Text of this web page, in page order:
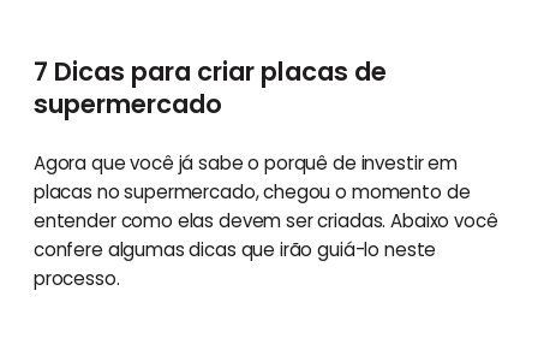
7 Dicas para criar placas de
supermercado
Agora que você já sabe o porquê de investir em
placas no supermercado, chegou o momento de
entender como elas devem ser criadas. Abaixo você
confere algumas dicas que irão guiá-lo neste
processo.